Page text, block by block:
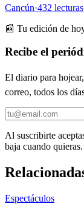
Cancún·432 lecturas
📰 Tu edición de
Recibe el
El diario para
correo, todos los
Al suscribirte
baja cuando quieras.
Espectáculos